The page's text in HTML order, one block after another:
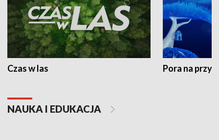
Czas w las Pora na
NAUKA I EDUKACJA